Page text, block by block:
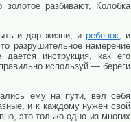
разбивают, Колобка
и дар жизни, иребенок, и
разрушительное намерение
инструкция, как его
используй — береги
ему на пути, вел себя
и к каждому нужен свой
это только одно из многих